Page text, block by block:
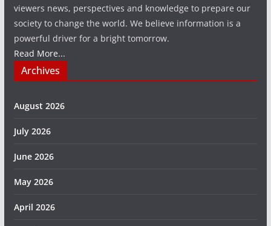
viewers news, perspectives and knowledge to prepare our
society to change the world. We believe information is a
powerful driver for a bright tomorrow.
Read More...
Archives
August 2026
July 2026
June 2026
May 2026
April 2026